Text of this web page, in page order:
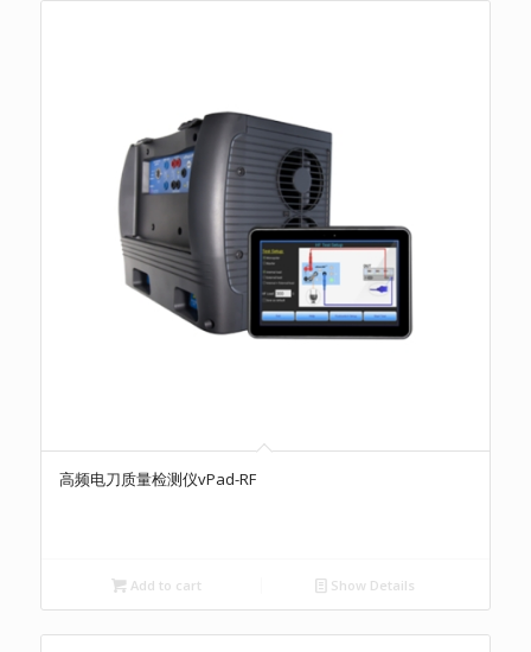
高频电刀质量检测仪vPad-RF
Add to cart Show Details